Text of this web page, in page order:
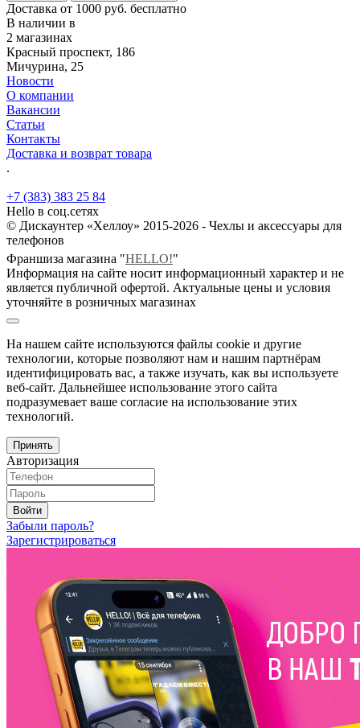
Доставка от 1000 руб. бесплатно
В наличии в
2 магазинах
Красный проспект, 186
Мичурина, 25
Новости
О компании
Вакансии
Статьи
Контакты
Доставка и возврат товара
.
+7 (383) 383 25 84
Hello в соц.сетях
© Дискаунтер «Хеллоу» 2015-2026 - Чехлы и аксессуары для
телефонов
Франшиза магазина "HELLO!"
Информация на сайте носит информационный характер и не
является публичной офертой. Актуальные цены и условия
уточняйте в розничных магазинах
На нашем сайте используются файлы cookie и другие
технологии, которые позволяют нам и нашим партнёрам
идентифицировать вас, а также изучать, как вы используете
веб-сайт. Дальнейшее использование этого сайта
подразумевает ваше согласие на использование этих
технологий.
Принять
Авторизация
Войти
Забыли пароль?
Зарегистрироваться